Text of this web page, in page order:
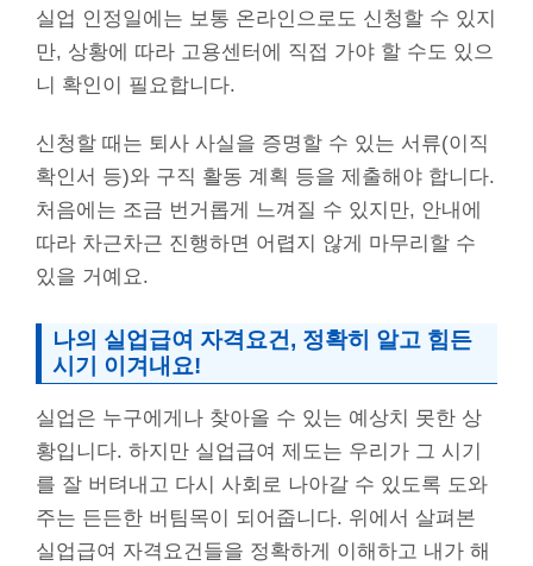
실업 인정일에는 보통 온라인으로도 신청할 수 있지
만, 상황에 따라 고용센터에 직접 가야 할 수도 있으
니 확인이 필요합니다.
신청할 때는 퇴사 사실을 증명할 수 있는 서류(이직
확인서 등)와 구직 활동 계획 등을 제출해야 합니다.
처음에는 조금 번거롭게 느껴질 수 있지만, 안내에
따라 차근차근 진행하면 어렵지 않게 마무리할 수
있을 거예요.
나의 실업급여 자격요건, 정확히 알고 힘든
시기 이겨내요!
실업은 누구에게나 찾아올 수 있는 예상치 못한 상
황입니다. 하지만 실업급여 제도는 우리가 그 시기
를 잘 버텨내고 다시 사회로 나아갈 수 있도록 도와
주는 든든한 버팀목이 되어줍니다. 위에서 살펴본
실업급여 자격요건들을 정확하게 이해하고 내가 해